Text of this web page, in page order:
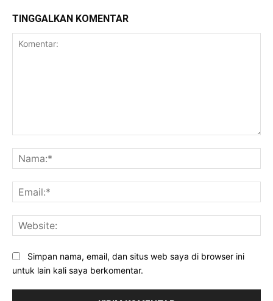
TINGGALKAN KOMENTAR
Simpan nama, email, dan situs web saya di browser ini
untuk lain kali saya berkomentar.